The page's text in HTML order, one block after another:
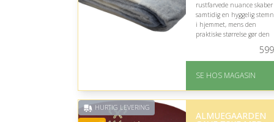
rustfarvede nuance skaber
samtidig en hyggelig
i hjemmet, mens den
praktiske størrelse gør den
lænestolen eller sofaen.
På lager
599
SE HOS MAGASIN
HURTIG LEVERING
ALMUEGAARDEN